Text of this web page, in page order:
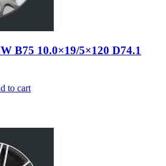
B75 10.0×19/5×120 D74.1
to cart